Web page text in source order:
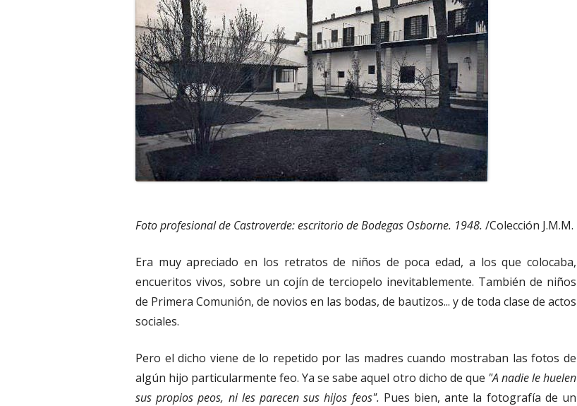
Foto profesional de Castroverde: escritorio de Bodegas Osborne. 1948. /Colección J.M.M.
Era muy apreciado en los retratos de niños de poca edad, a los que colocaba,
encueritos vivos, sobre un cojín de terciopelo inevitablemente. También de niños
de Primera Comunión, de novios en las bodas, de bautizos... y de toda clase de actos
sociales.
Pero el dicho viene de lo repetido por las madres cuando mostraban las fotos de
algún hijo particularmente feo. Ya se sabe aquel otro dicho de que "A nadie le huelen
sus propios peos, ni les parecen sus hijos feos". Pues bien, ante la fotografía de un